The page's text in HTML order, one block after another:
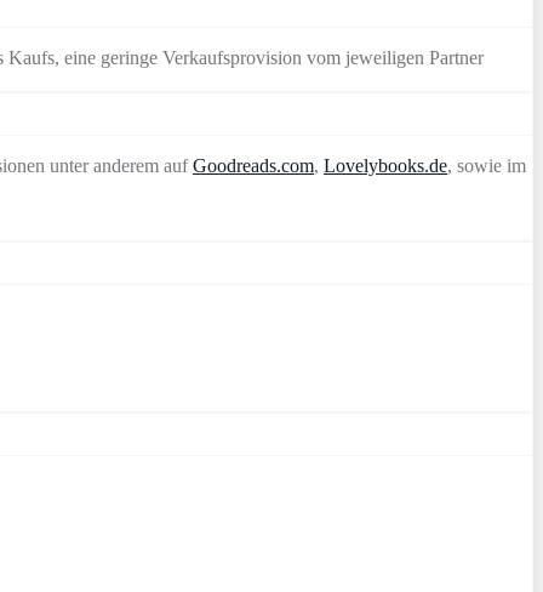
eine geringe Verkaufsprovision vom jeweiligen Partner
unter anderem aufGoodreads.com, Lovelybooks.de, sowie im